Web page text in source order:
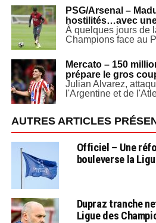
PSG/Arsenal –
hostilités…avec
À quelques jours de
Champions face au
Mercato – 150
prépare le gros
Julian Alvarez,
l'Argentine et de
AUTRES ARTICLES
Officiel – Une
bouleverse la
Dupraz tranche
Ligue des